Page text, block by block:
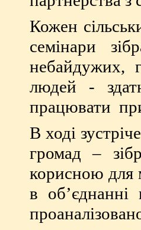
Кожен
семінари
небайдужих,
людей -
працювати
В ході
громад –
корисною для
в об’єднанні